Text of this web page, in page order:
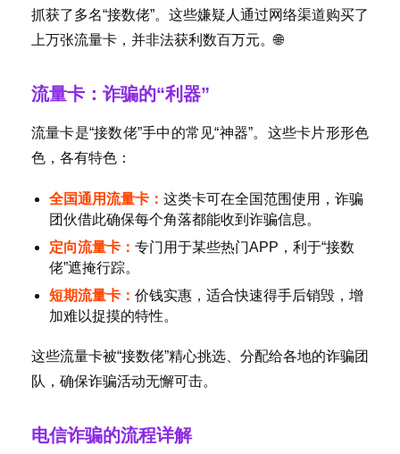
抓获了多名“接数佬”。这些嫌疑人通过网络渠道购买了
上万张流量卡，并非法获利数百万元。🌐
流量卡：诈骗的“利器”
流量卡是“接数佬”手中的常见“神器”。这些卡片形形色
色，各有特色：
全国通用流量卡： 这类卡可在全国范围使用，诈骗
团伙借此确保每个角落都能收到诈骗信息。
定向流量卡： 专门用于某些热门APP，利于“接数
佬”遮掩行踪。
短期流量卡： 价钱实惠，适合快速得手后销毁，增
加难以捉摸的特性。
这些流量卡被“接数佬”精心挑选、分配给各地的诈骗团
队，确保诈骗活动无懈可击。
电信诈骗的流程详解